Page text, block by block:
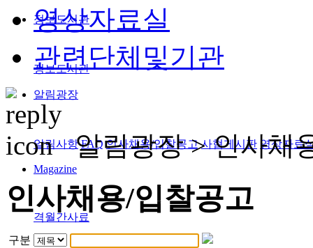
정보도서관
정보도서관
알림광장
알림사항 FAQ 인사채용/입찰공고 사협게시판 영상자료
Magazine
격월간사료
영상자료실
관련단체및기관
알림광장 >인사채
인사채용/입찰공고
구분